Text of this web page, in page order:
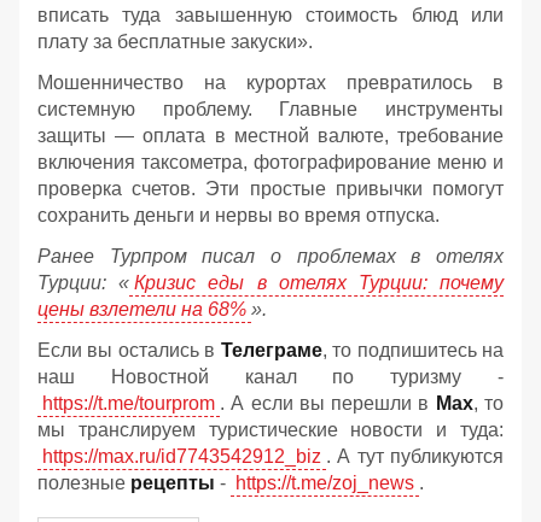
вписать туда завышенную стоимость блюд или
плату за бесплатные закуски».
Мошенничество на курортах превратилось в
системную проблему. Главные инструменты
защиты — оплата в местной валюте, требование
включения таксометра, фотографирование меню и
проверка счетов. Эти простые привычки помогут
сохранить деньги и нервы во время отпуска.
Ранее Турпром писал о проблемах в отелях
Турции: « Кризис еды в отелях Турции: почему
цены взлетели на 68% ».
Если вы остались в Телеграме, то подпишитесь на
наш Новостной канал по туризму -
https://t.me/tourprom . А если вы перешли в Мах, то
мы транслируем туристические новости и туда:
https://max.ru/id7743542912_biz . А тут публикуются
полезные рецепты - https://t.me/zoj_news .